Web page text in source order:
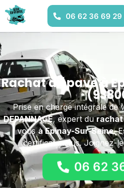
06 62 36 69 29
Rachat d'épave à
Prise en charge intégrale de
DEPANNAGE, expert durachat
vousà Epinay-Sur-Seine.
certificat inclus. Joignez-
06 62